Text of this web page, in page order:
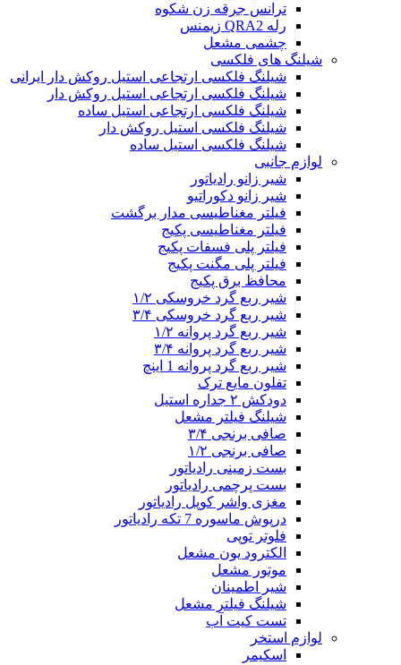
ترانس جرقه زن شکوه
رله QRA2 زیمنس
چشمی مشعل
شیلنگ های فلکسی
شیلنگ فلکسی ارتجاعی استیل روکش دار ایرانی
شیلنگ فلکسی ارتجاعی استیل روکش دار
شیلنگ فلکسی ارتجاعی استیل ساده
شیلنگ فلکسی استیل روکش دار
شیلنگ فلکسی استیل ساده
لوازم جانبی
شیر زانو رادیاتور
شیر زانو دکوراتیو
فیلتر مغناطیسی مدار برگشت
فیلتر مغناطیسی پکیج
فیلتر پلی فسفات پکیج
فیلتر پلی مگنت پکیج
محافظ برق پکیج
شیر ربع گرد خروسکی ۱/۲
شیر ربع گرد خروسکی ۳/۴
شیر ربع گرد پروانه ۱/۲
شیر ربع گرد پروانه ۳/۴
شیر ربع گرد پروانه 1 اینچ
تفلون مایع ترک
دودکش ۲ جداره استیل
شیلنگ فیلتر مشعل
صافی برنجی ۳/۴
صافی برنجی ۱/۲
بست زمینی رادیاتور
بست پرچمی رادیاتور
مغزی واشر کوپل رادیاتور
درپوش ماسوره 7 تکه رادیاتور
فلوتر توپی
الکترود یون مشعل
موتور مشعل
شیر اطمینان
شیلنگ فیلتر مشعل
تست کیت آب
لوازم استخر
اسکیمر